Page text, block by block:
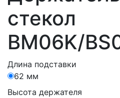
стекол
BM06K/
Длина подставки
62 мм
Высота держателя